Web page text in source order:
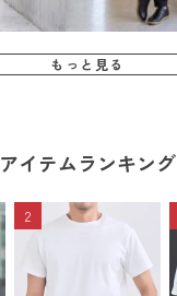
もっと見る
アイテムランキング
2